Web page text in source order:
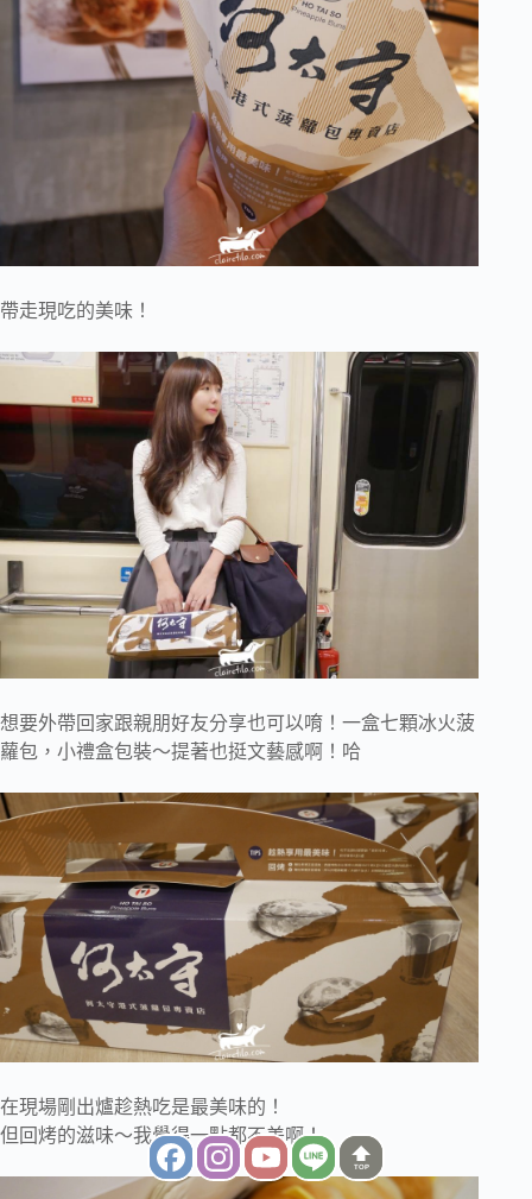
帶走現吃的美味！
想要外帶回家跟親朋好友分享也可以唷！一盒七顆冰火菠
蘿包，小禮盒包裝～提著也挺文藝感啊！哈
在現場剛出爐趁熱吃是最美味的！
但回烤的滋味～我覺得一點都不差啊！
TOP